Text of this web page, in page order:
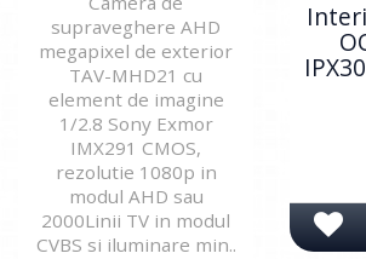
supraveghere AHD
megapixel de exterior
TAV-MHD21 cu
element de imagine
1/2.8 Sony Exmor
IMX291 CMOS,
rezolutie 1080p in
modul AHD sau
2000Linii TV in modul
CVBS si iluminare min..